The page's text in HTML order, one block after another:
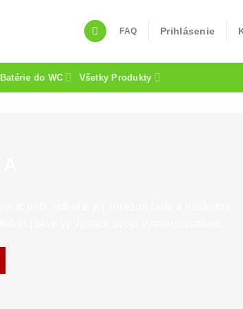
FAQ Prihlásenie
Batérie do WC Všetky Produkty